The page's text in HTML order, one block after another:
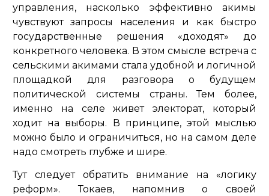
управления, насколько эффективно акимы
чувствуют запросы населения и как быстро
государственные решения «доходят» до
конкретного человека. В этом смысле встреча с
сельскими акимами стала удобной и логичной
площадкой для разговора о будущем
политической системы страны. Тем более,
именно на селе живет электорат, который
ходит на выборы. В принципе, этой мыслью
можно было и ограничиться, но на самом деле
надо смотреть глубже и шире.
Тут следует обратить внимание на «логику
реформ». Токаев, напомнив о своей